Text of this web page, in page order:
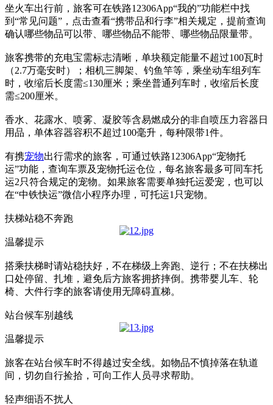
坐火车出行前，旅客可在铁路12306App“我的”功能栏中找
到“常见问题”，点击查看“携带品和行李”相关规定，提前查询
确认哪些物品可以带、哪些物品不能带、哪些物品限量带。
旅客携带的充电宝需标志清晰，单块额定能量不超过100瓦时
（2.7万毫安时）；相机三脚架、钓鱼竿等，乘坐动车组列车
时，收缩后长度需≤130厘米；乘坐普通列车时，收缩后长度
需≤200厘米。
香水、花露水、喷雾、凝胶等含易燃成分的非自喷压力容器日
用品，单体容器容积不超过100毫升，每种限带1件。
有携宠物出行需求的旅客，可通过铁路12306App“宠物托
运”功能，查询车票及宠物托运仓位，每名旅客最多可同车托
运2只符合规定的宠物。如果旅客需要单独托运爱宠，也可以
在“中铁快运”微信小程序办理，可托运1只宠物。
扶梯站稳不奔跑
温馨提示
搭乘扶梯时请站稳扶好，不在梯级上奔跑、逆行；不在扶梯出
口处停留、扎堆，避免后方旅客拥挤摔倒。携带婴儿车、轮
椅、大件行李的旅客请使用无障碍直梯。
站台候车别越线
温馨提示
旅客在站台候车时不得越过安全线。如物品不慎掉落在轨道
间，切勿自行捡拾，可向工作人员寻求帮助。
轻声细语不扰人